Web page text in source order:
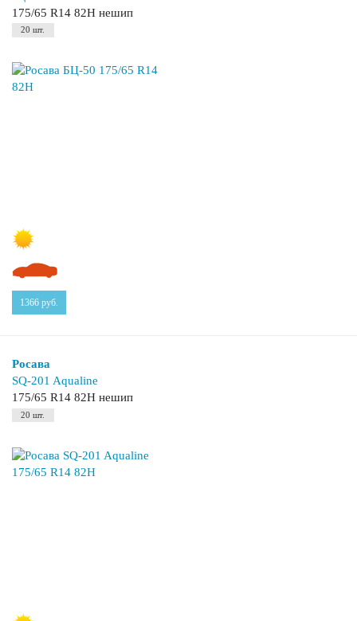
175/65 R14 82H нешип
20 шт.
1366 руб.
Росава
SQ-201 Aqualine
175/65 R14 82H нешип
20 шт.